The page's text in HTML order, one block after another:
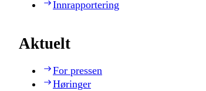
Innrapportering
Aktuelt
For pressen
Høringer